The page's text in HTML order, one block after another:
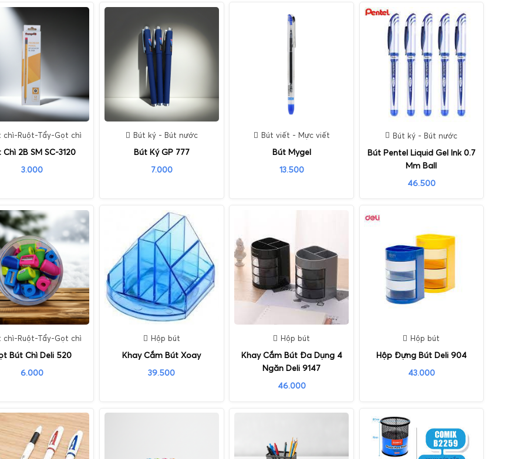
chì-Ruột-Tẩy-Gọt chì
Chì 2B SM SC-3120
3.000
Bút ký - Bút nước
Bút Ký GP 777
7.000
Bút viết - Mực viết
Bút Mygel
13.500
Bút ký - Bút nước
Bút Pentel Liquid Gel Ink 0.7
Mm Ball
46.500
chì-Ruột-Tẩy-Gọt chì
Bút Chì Deli 520
6.000
Hộp bút
Khay Cắm Bút Xoay
39.500
Hộp bút
Khay Cắm Bút Đa Dụng 4
Ngăn Deli 9147
46.000
Hộp bút
Hộp Đựng Bút Deli 904
43.000